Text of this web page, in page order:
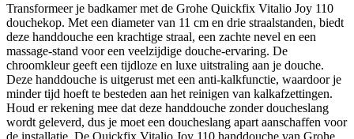
Transformeer je badkamer met de Grohe Quickfix Vitalio Joy 110
douchekop. Met een diameter van 11 cm en drie straalstanden, biedt
deze handdouche een krachtige straal, een zachte nevel en een
massage-stand voor een veelzijdige douche-ervaring. De
chroomkleur geeft een tijdloze en luxe uitstraling aan je douche.
Deze handdouche is uitgerust met een anti-kalkfunctie, waardoor je
minder tijd hoeft te besteden aan het reinigen van kalkafzettingen.
Houd er rekening mee dat deze handdouche zonder doucheslang
wordt geleverd, dus je moet een doucheslang apart aanschaffen voor
de installatie. De Quickfix Vitalio Joy 110 handdouche van Grohe